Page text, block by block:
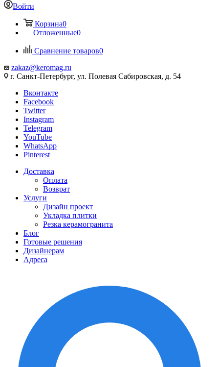
Войти
Корзина0
Отложенные0
Сравнение товаров0
zakaz@keromag.ru
г. Санкт-Петербург, ул. Полевая Сабировская, д. 54
Вконтакте
Facebook
Twitter
Instagram
Telegram
YouTube
WhatsApp
Pinterest
Доставка
Оплата
Возврат
Услуги
Дизайн проект
Укладка плитки
Резка керамогранита
Блог
Готовые решения
Дизайнерам
Адреса